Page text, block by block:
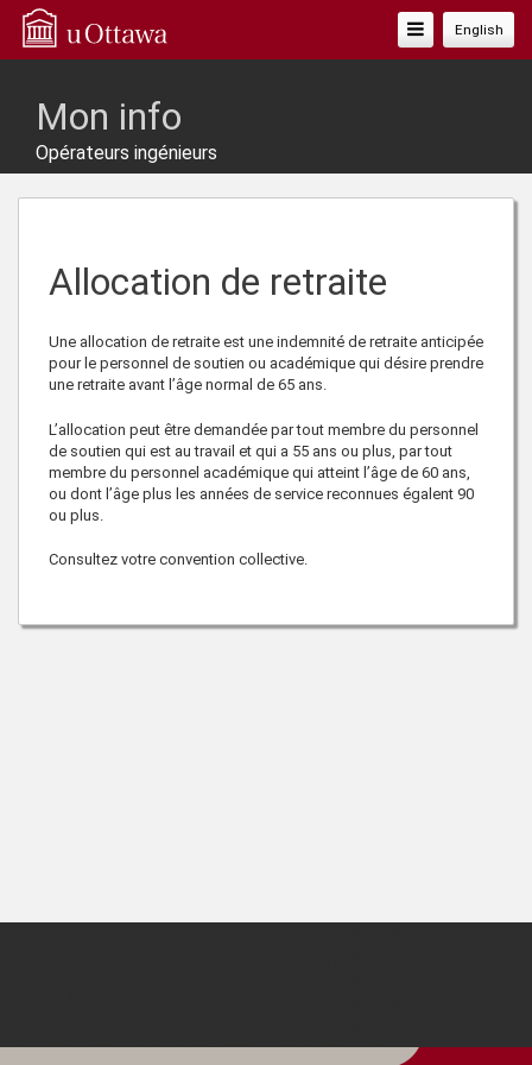
English
Basculer
La
Mon info
Opérateurs ingénieurs
Allocation de retraite
Une allocation de retraite est une indemnité de retraite anticipée
pour le personnel de soutien ou académique qui désire prendre
une retraite avant l’âge normal de 65 ans.
L’allocation peut être demandée par tout membre du personnel
de soutien qui est au travail et qui a 55 ans ou plus, par tout
membre du personnel académique qui atteint l’âge de 60 ans,
ou dont l’âge plus les années de service reconnues égalent 90
ou plus.
Consultez votre convention collective.